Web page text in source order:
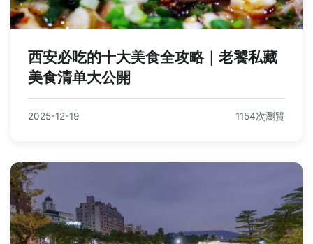
西安必吃的十大美食全攻略｜老饕私藏
美食清单大公開
2025-12-19 1154次瀏覽